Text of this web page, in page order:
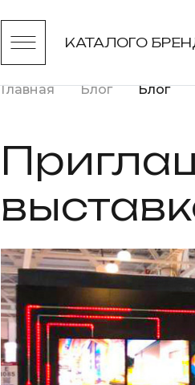
КАТАЛОГО
Главная Блог Блог